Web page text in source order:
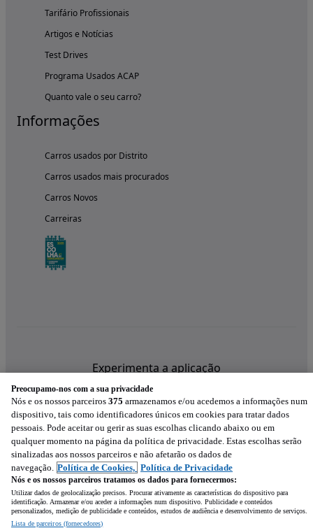
Tarifário Profissionais
Artigos e Notícias
Test Drives
Programa Usados ACAP
Quanto vale o seu carro?
Informações
Carros usados por Distrito
Carros usados mais procurados
Carros Novos
Carreiras
Experimenta a aplicação
Preocupamo-nos com a sua privacidade
Nós e os nossos parceiros 375 armazenamos e/ou acedemos a informações num
dispositivo, tais como identificadores únicos em cookies para tratar dados
pessoais. Pode aceitar ou gerir as suas escolhas clicando abaixo ou em
qualquer momento na página da política de privacidade. Estas escolhas serão
sinalizadas aos nossos parceiros e não afetarão os dados de
navegação. Política de Cookies, Política de Privacidade
Nós e os nossos parceiros tratamos os dados para fornecermos:
Utilizar dados de geolocalização precisos. Procurar ativamente as características do dispositivo para
identificação. Armazenar e/ou aceder a informações num dispositivo. Publicidade e conteúdos
personalizados, medição de publicidade e conteúdos, estudos de audiência e desenvolvimento de serviços.
Lista de parceiros (fornecedores)